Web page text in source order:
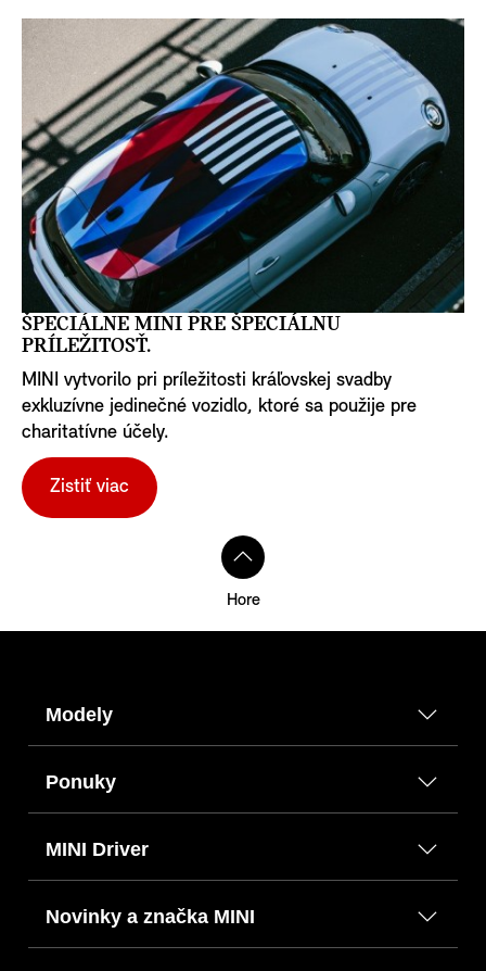
ŠPECIÁLNE MINI PRE ŠPECIÁLNU
PRÍLEŽITOSŤ.
MINI vytvorilo pri príležitosti kráľovskej svadby
exkluzívne jedinečné vozidlo, ktoré sa použije pre
charitatívne účely.
Zistiť viac
Hore
Modely
Ponuky
MINI Driver
Novinky a značka MINI